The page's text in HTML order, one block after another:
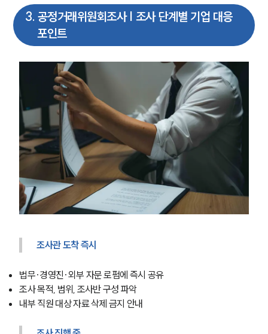
SERVICES
3. 공정거래위원회조사 | 조사 단계별 기업 대응
포인트
조사관 도착 즉시
법무·경영진·외부 자문 로펌에 즉시 공유
조사 목적, 범위, 조사반 구성 파악
내부 직원 대상 자료 삭제 금지 안내